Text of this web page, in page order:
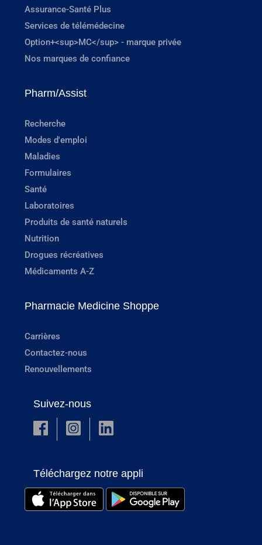
Assurance-Santé Plus
Services de télémédecine
Option+<sup>MC</sup> - marque privée
Nos marques de confiance
Pharm/Assist
Recherche
Modes d'emploi
Maladies
Formulaires
Santé
Laboratoires
Produits de santé naturels
Nutrition
Drogues récréatives
Médicaments A-Z
Pharmacie Medicine Shoppe
Carrières
Contactez-nous
Renouvellements
Suivez-nous
Téléchargez notre appli